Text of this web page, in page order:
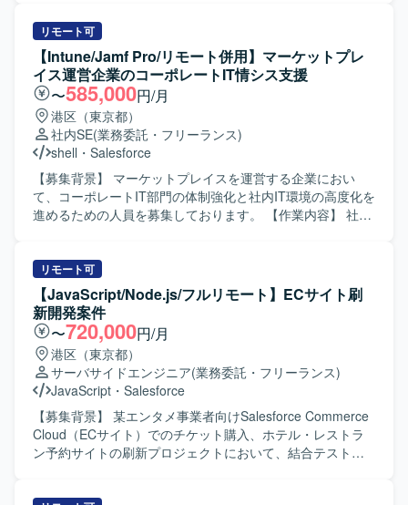
業務改善や新しいビジネス価値の創出に貢献していただけ
ます。 【開発環境】 生成AI／LLM、RAG、AIエージェン
ト、AWS／GCP／Azureなどのクラウドサービスを活用し
たプロトタイピング環境を想定しております。
くスタイルとなります。設計、開発、テスト、リリースま
で一連の工程をご担当いただきます。具体的には、AI連携
APIの開発、データ連携やバッチ処理、プロンプトの調整お
よび精度評価などを行っていただきます。 【求める人物
像】 AIを活用したプロダクト開発に強い関心を持ち、自ら
積極的に提案しながら開発を進めていただける方を求めて
います。新しいツールや技術のキャッチアップに前向き
で、柔軟に設計変更や改善に対応できる方が望ましいで
す。 【ポジションの魅力】 AI連携APIやプロンプト設計な
ど、先端的なAI技術を活用したプロダクト開発に携わるこ
とができます。TypeScriptやPythonに加え、DifyやOpenAI
ことができます。 【開発環境】 TypeScript（フロント）、
Python、Dify、OpenAI APIなどを利用した開発環境となり
ます。
リモート可
【Intune/Jamf Pro/リモート併用】マーケットプレ
イス運営企業のコーポレートIT情シス支援
〜585,000円/月
港区（東京都）
社内SE(業務委託・フリーランス)
shell ・ Salesforce
【募集背景】 マーケットプレイスを運営する企業におい
て、コーポレートIT部門の体制強化と社内IT環境の高度化を
進めるための人員を募集しております。 【作業内容】 社内
ごとの解決や全従業員の業務効率化の実現に貢献いただき
ます。 具体的には、クラウドサービスの利用検討、導入、
運用、社員からのITに関する問い合わせへの対応、
PC（Mac・Windows）のキッティング、IT全般の統制に対
応する環境整備、ITコストの最適化、社内ネットワークの
構築・運用などを行っていただきます。 【求める人物像】
コーポレートITの実務経験が豊富で、クラウドサービスや
MDMツールを活用しながら主体的に社内IT環境の改善に取
り組んでいただける方を求めております。社内からの問い
合わせに対して丁寧に対応し、業務効率化に向けた提案や
改善を継続的に行っていただける方が望ましいです。 【ポ
リモート可
【JavaScript/Node.js/フルリモート】ECサイト刷
新開発案件
〜720,000円/月
港区（東京都）
サーバサイドエンジニア(業務委託・フリーランス)
JavaScript ・ Salesforce
【募集背景】 某エンタメ事業者向けSalesforce Commerce
Cloud（ECサイト）でのチケット購入、ホテル・レストラ
ン予約サイトの刷新プロジェクトにおいて、結合テストフ